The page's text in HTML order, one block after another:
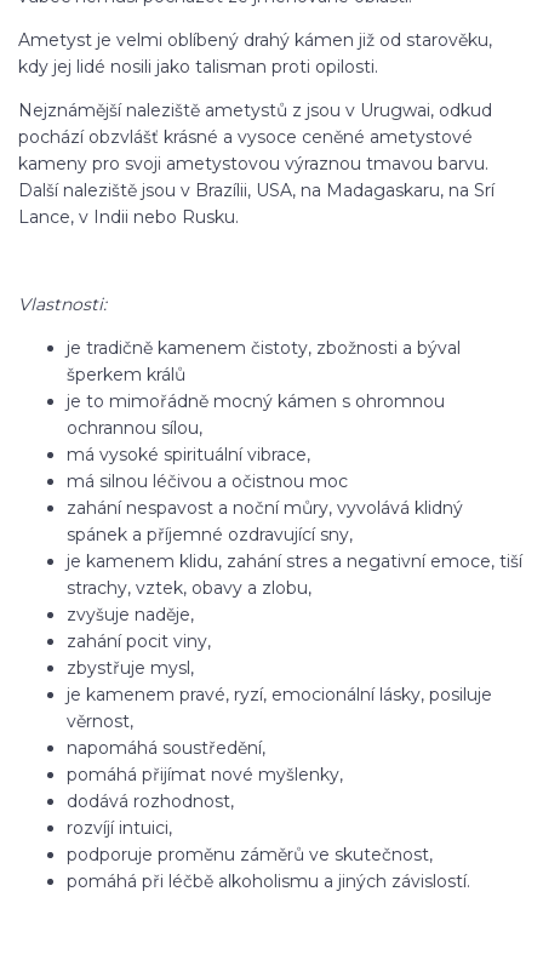
Ametyst je velmi oblíbený drahý kámen již od starověku,
kdy jej lidé nosili jako talisman proti opilosti.
Nejznámější naleziště ametystů z jsou v Urugwai, odkud
pochází obzvlášť krásné a vysoce ceněné ametystové
kameny pro svoji ametystovou výraznou tmavou barvu.
Další naleziště jsou v Brazílii, USA, na Madagaskaru, na Srí
Lance, v Indii nebo Rusku.
Vlastnosti:
je tradičně kamenem čistoty, zbožnosti a býval
šperkem králů
je to mimořádně mocný kámen s ohromnou
ochrannou sílou,
má vysoké spirituální vibrace,
má silnou léčivou a očistnou moc
zahání nespavost a noční můry, vyvolává klidný
spánek a příjemné ozdravující sny,
je kamenem klidu, zahání stres a negativní emoce, tiší
strachy, vztek, obavy a zlobu,
zvyšuje naděje,
zahání pocit viny,
zbystřuje mysl,
je kamenem pravé, ryzí, emocionální lásky, posiluje
věrnost,
napomáhá soustředění,
pomáhá přijímat nové myšlenky,
dodává rozhodnost,
rozvíjí intuici,
podporuje proměnu záměrů ve skutečnost,
pomáhá při léčbě alkoholismu a jiných závislostí.